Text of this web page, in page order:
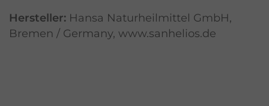
Hersteller: Hansa Naturheilmittel GmbH,
Bremen / Germany, www.sanhelios.de